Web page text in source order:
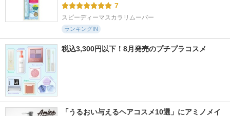
7
スピーディーマスカラリムーバー
ランキングIN
税込3,300円以下！8月発売のプチプラコスメ
「うるおい与えるヘアコスメ10選」にアミノメイ